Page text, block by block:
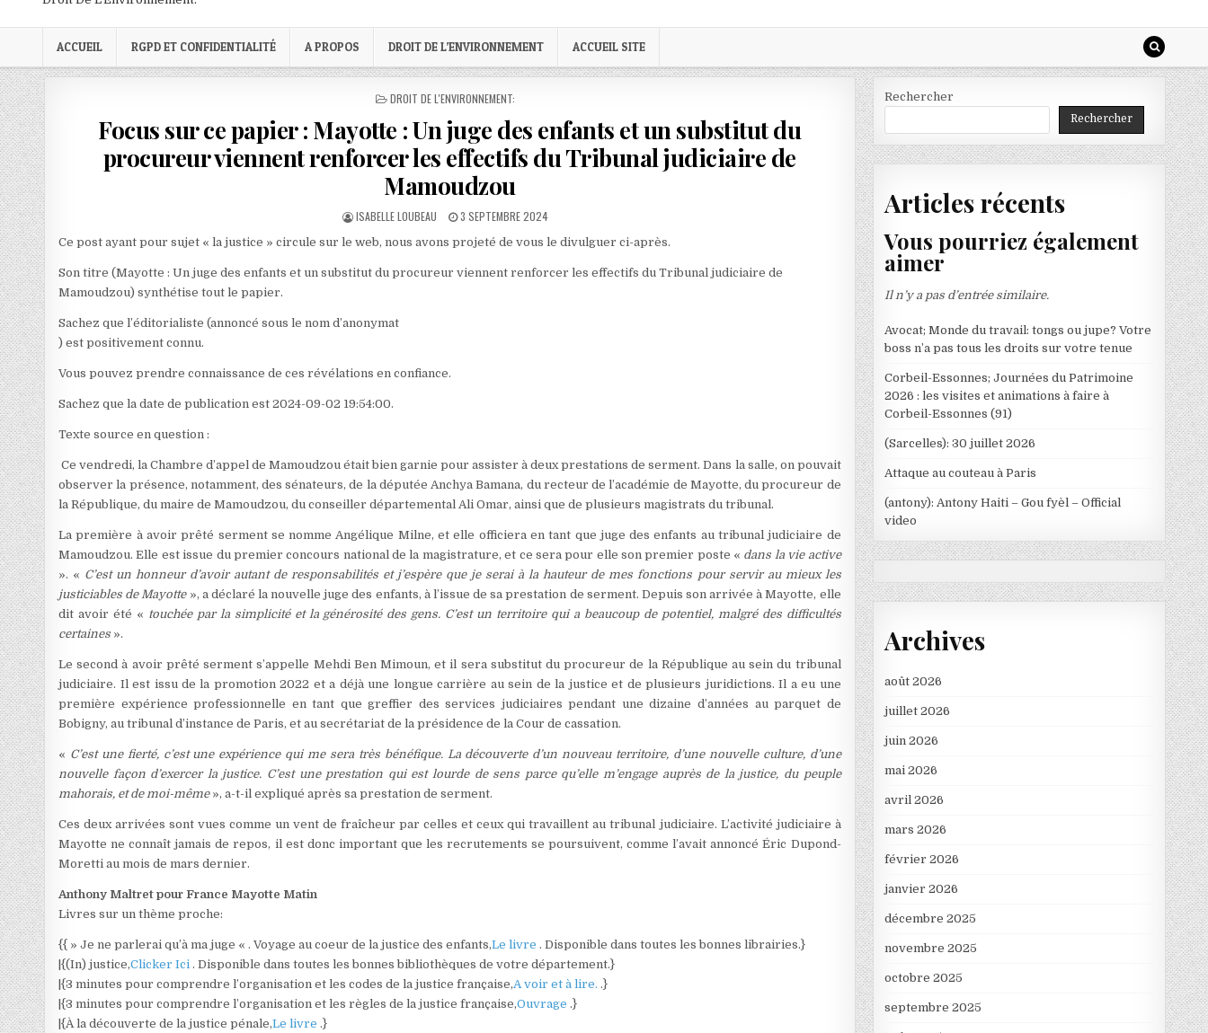
ACCUEIL RGPD ET CONFIDENTIALITÉ A PROPOS DROIT DE L’ENVIRONNEMENT ACCUEIL SITE
POSTED
DROIT DE L'ENVIRONNEMENT:
Focus sur ce papier : Mayotte : Un juge des enfants et un substitut du
procureur viennent renforcer les effectifs du Tribunal judiciaire de
Mamoudzou
AUTHOR:
ISABELLE LOUBEAU
PUBLISHED
3 SEPTEMBRE 2024
Ce post ayant pour sujet « la justice » circule sur le web, nous avons projeté de vous le divulguer ci-après.
Son titre (Mayotte : Un juge des enfants et un substitut du procureur viennent renforcer les effectifs du Tribunal judiciaire de
Mamoudzou) synthétise tout le papier.
Sachez que l’éditorialiste (annoncé sous le nom d’anonymat
) est positivement connu.
Vous pouvez prendre connaissance de ces révélations en confiance.
Sachez que la date de publication est 2024-09-02 19:54:00.
Texte source en question :
Ce vendredi, la Chambre d’appel de Mamoudzou était bien garnie pour assister à deux prestations de serment. Dans la salle, on pouvait
observer la présence, notamment, des sénateurs, de la députée Anchya Bamana, du recteur de l’académie de Mayotte, du procureur de
la République, du maire de Mamoudzou, du conseiller départemental Ali Omar, ainsi que de plusieurs magistrats du tribunal.
La première à avoir prêté serment se nomme Angélique Milne, et elle officiera en tant que juge des enfants au tribunal judiciaire de
Mamoudzou. Elle est issue du premier concours national de la magistrature, et ce sera pour elle son premier poste « dans la vie active
». « C’est un honneur d’avoir autant de responsabilités et j’espère que je serai à la hauteur de mes fonctions pour servir au mieux les
justiciables de Mayotte», a déclaré la nouvelle juge des enfants, à l’issue de sa prestation de serment. Depuis son arrivée à Mayotte, elle
dit avoir été « touchée par la simplicité et la générosité des gens. C’est un territoire qui a beaucoup de potentiel, malgré des difficultés
certaines ».
Le second à avoir prêté serment s’appelle Mehdi Ben Mimoun, et il sera substitut du procureur de la République au sein du tribunal
judiciaire. Il est issu de la promotion 2022 et a déjà une longue carrière au sein de la justice et de plusieurs juridictions. Il a eu une
première expérience professionnelle en tant que greffier des services judiciaires pendant une dizaine d’années au parquet de
Bobigny, au tribunal d’instance de Paris, et au secrétariat de la présidence de la Cour de cassation.
« C’est une fierté, c’est une expérience qui me sera très bénéfique. La découverte d’un nouveau territoire, d’une nouvelle culture, d’une
nouvelle façon d’exercer la justice. C’est une prestation qui est lourde de sens parce qu’elle m’engage auprès de la justice, du peuple
mahorais, et de moi-même», a-t-il expliqué après sa prestation de serment.
Ces deux arrivées sont vues comme un vent de fraîcheur par celles et ceux qui travaillent au tribunal judiciaire. L’activité judiciaire à
Mayotte ne connaît jamais de repos, il est donc important que les recrutements se poursuivent, comme l’avait annoncé Éric Dupond-
Moretti au mois de mars dernier.
Anthony Maltret pour France Mayotte Matin
Livres sur un thème proche:
{{ » Je ne parlerai qu’à ma juge « . Voyage au coeur de la justice des enfants,Le livre. Disponible dans toutes les bonnes librairies.}
|{(In) justice,Clicker Ici. Disponible dans toutes les bonnes bibliothèques de votre département.}
|{3 minutes pour comprendre l’organisation et les codes de la justice française,A voir et à lire..}
|{3 minutes pour comprendre l’organisation et les règles de la justice française,Ouvrage.}
|{À la découverte de la justice pénale,Le livre.}
Rechercher
Rechercher
Articles récents
Vous pourriez également
aimer
Il n’y a pas d’entrée similaire.
Avocat; Monde du travail: tongs ou jupe? Votre
boss n’a pas tous les droits sur votre tenue
Corbeil-Essonnes; Journées du Patrimoine
2026 : les visites et animations à faire à
Corbeil-Essonnes (91)
(Sarcelles): 30 juillet 2026
Attaque au couteau à Paris
(antony): Antony Haiti – Gou fyèl – Official
video
Archives
août 2026
juillet 2026
juin 2026
mai 2026
avril 2026
mars 2026
février 2026
janvier 2026
décembre 2025
novembre 2025
octobre 2025
septembre 2025